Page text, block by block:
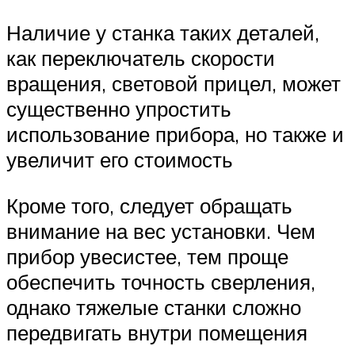
Наличие у станка таких деталей,
как переключатель скорости
вращения, световой прицел, может
существенно упростить
использование прибора, но также и
увеличит его стоимость
Кроме того, следует обращать
внимание на вес установки. Чем
прибор увесистее, тем проще
обеспечить точность сверления,
однако тяжелые станки сложно
передвигать внутри помещения